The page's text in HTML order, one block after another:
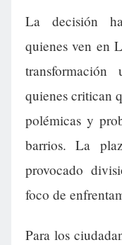
La decisión
quienes ven en
quienes critican
polémicas y
barrios. La
provocado
foco de
Para los